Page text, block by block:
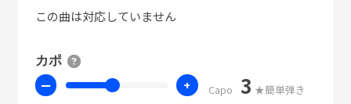
この曲は対応していません
カポ
ー + Capo 3 ★簡単弾き